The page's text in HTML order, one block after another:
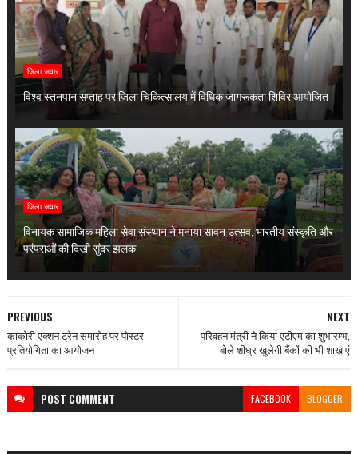
जिला जवार
विश्व स्तनपान सप्ताह पर जिला चिकित्सालय में विधिक जागरूकता शिविर आयोजित
जिला जवार
विनायक सामाजिक महिला सेवा संस्थान ने मनाया सावन उत्सव, भारतीय संस्कृति और
परंपराओं की दिखी सुंदर झलक
NEXT
परिवहन मंत्री ने किया एटीएम का शुभारम्भ,
बोले शीघ्र खुलेगी बैंकों की भी शाखाएं
PREVIOUS
काकोरी एक्शन ट्रेन समारोह पर पोस्टर
प्रतियोगिता का आयोजन
POST COMMENT FACEBOOK BLOGGER